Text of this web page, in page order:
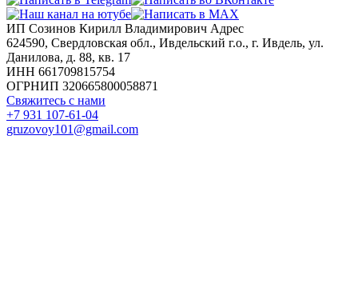
ИП Созинов Кирилл Владимирович Адрес
624590, Свердловская обл., Ивдельский г.о., г. Ивдель, ул.
Данилова, д. 88, кв. 17
ИНН 661709815754
ОГРНИП 320665800058871
Свяжитесь с нами
+7 931 107-61-04
gruzovoy101@gmail.com